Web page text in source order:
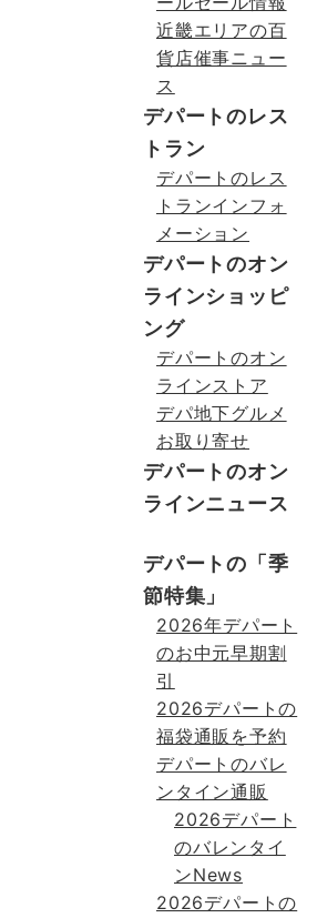
近畿エリアの百
貨店催事ニュー
ス
デパートのレス
トラン
デパートのレス
トランインフォ
メーション
デパートのオン
ラインショッピ
ング
デパートのオン
ラインストア
デパ地下グルメ
お取り寄せ
デパートのオン
ラインニュース
デパートの「季
節特集」
2026年デパート
のお中元早期割
引
2026デパートの
福袋通販を予約
デパートのバレ
ンタイン通販
2026デパート
のバレンタイ
ンNews
2026デパートの